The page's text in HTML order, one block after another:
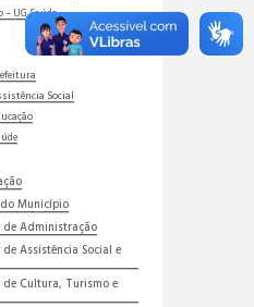
UG Saúde
Social
Município
de Administração
Assistência Social e
de Cultura, Turismo e